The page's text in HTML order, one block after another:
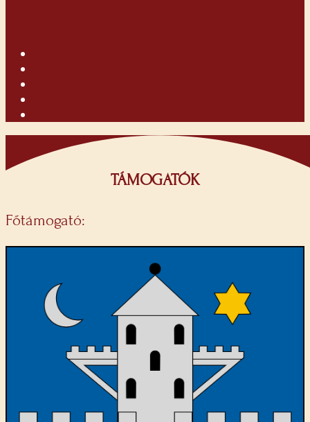
TÁMOGATÓK
Főtámogató: